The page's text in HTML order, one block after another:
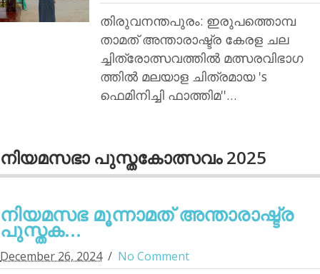
തിരുവനന്തപുരം: ഇരുപത്തൊമ്പ
താമത് അന്താരാഷ്ട്ര കേരള ചല
ച്ചിത്രോത്സവത്തില്‍ മത്സരവിഭാഗ
ത്തില്‍ മലയാള ചിത്രമായ 's
ഫെമിനിച്ചി ഫാത്തിമ''…
നിയമസഭാ പുസ്തകോത്സവം 2025
നിയമസഭ മൂന്നാമത് അന്താരാഷ്ട്ര
പുസ്തക...
December 26, 2024 No Comment